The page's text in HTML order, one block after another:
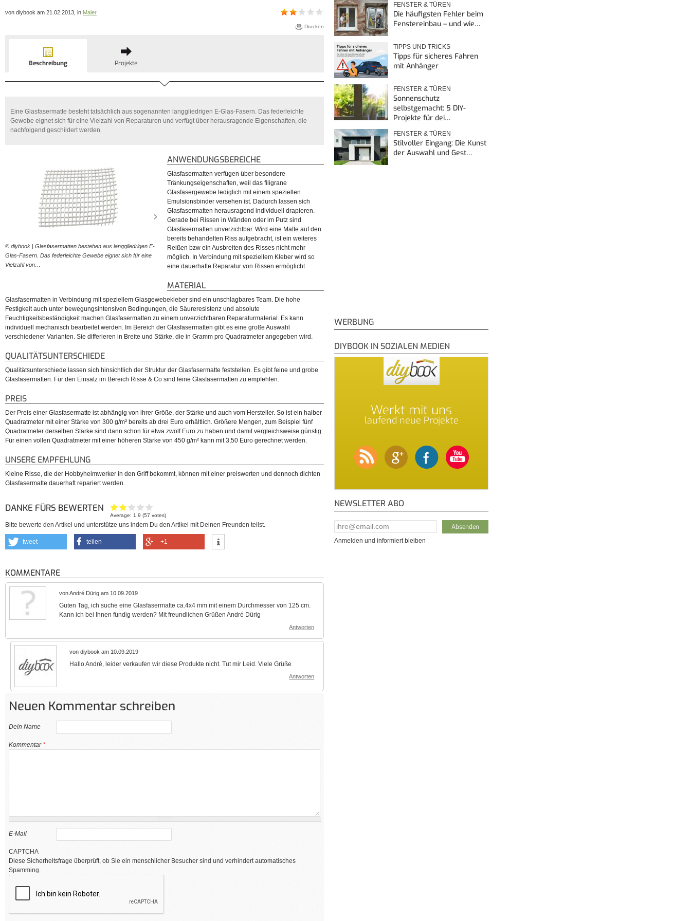
von diybook am 21.02.2013, in Maler
Drucken
Beschreibung Projekte
Eine Glasfasermatte besteht tatsächlich aus sogenannten langgliedrigen E-Glas-Fasern. Das federleichte
Gewebe eignet sich für eine Vielzahl von Reparaturen und verfügt über herausragende Eigenschaften, die
nachfolgend geschildert werden.
© diybook | Glasfasermatten bestehen aus langgliedrigen E-
Glas-Fasern. Das federleichte Gewebe eignet sich für eine
Vielzahl von…
© diybook | Gerade bei Rissen in Wänden oder im Putz sind
Glasfasermatten unverzichtbar
ANWENDUNGSBEREICHE
Glasfasermatten verfügen über besondere
Tränkungseigenschaften, weil das filigrane
Glasfasergewebe lediglich mit einem speziellen
Emulsionsbinder versehen ist. Dadurch lassen sich
Glasfasermatten herausragend individuell drapieren.
Gerade bei Rissen in Wänden oder im Putz sind
Glasfasermatten unverzichtbar. Wird eine Matte auf den
bereits behandelten Riss aufgebracht, ist ein weiteres
Reißen bzw ein Ausbreiten des Risses nicht mehr
möglich. In Verbindung mit speziellem Kleber wird so
eine dauerhafte Reparatur von Rissen ermöglicht.
MATERIAL
Glasfasermatten in Verbindung mit speziellem Glasgewebekleber sind ein unschlagbares Team. Die hohe
Festigkeit auch unter bewegungsintensiven Bedingungen, die Säureresistenz und absolute
Feuchtigkeitsbeständigkeit machen Glasfasermatten zu einem unverzichtbaren Reparaturmaterial. Es kann
individuell mechanisch bearbeitet werden. Im Bereich der Glasfasermatten gibt es eine große Auswahl
verschiedener Varianten. Sie differieren in Breite und Stärke, die in Gramm pro Quadratmeter angegeben wird.
QUALITÄTSUNTERSCHIEDE
Qualitätsunterschiede lassen sich hinsichtlich der Struktur der Glasfasermatte feststellen. Es gibt feine und grobe
Glasfasermatten. Für den Einsatz im Bereich Risse & Co sind feine Glasfasermatten zu empfehlen.
PREIS
Der Preis einer Glasfasermatte ist abhängig von ihrer Größe, der Stärke und auch vom Hersteller. So ist ein halber
Quadratmeter mit einer Stärke von 300 g/m² bereits ab drei Euro erhältlich. Größere Mengen, zum Beispiel fünf
Quadratmeter derselben Stärke sind dann schon für etwa zwölf Euro zu haben und damit vergleichsweise günstig.
Für einen vollen Quadratmeter mit einer höheren Stärke von 450 g/m² kann mit 3,50 Euro gerechnet werden.
UNSERE EMPFEHLUNG
Kleine Risse, die der Hobbyheimwerker in den Griff bekommt, können mit einer preiswerten und dennoch dichten
Glasfasermatte dauerhaft repariert werden.
DANKE FÜRS BEWERTEN
Average:1.9 (57 votes)
Bitte bewerte den Artikel und unterstütze uns indem Du den Artikel mit Deinen Freunden teilst.
tweet teilen +1
KOMMENTARE
von André Dürig am 10.09.2019
Guten Tag, ich suche eine Glasfasermatte ca.4x4 mm mit einem Durchmesser von 125 cm.
Kann ich bei Ihnen fündig werden? Mit freundlichen Grüßen André Dürig
Antworten
von diybook am 10.09.2019
Hallo André, leider verkaufen wir diese Produkte nicht. Tut mir Leid. Viele Grüße
Antworten
Neuen Kommentar schreiben
Dein Name
Kommentar*
E-Mail
CAPTCHA
Diese Sicherheitsfrage überprüft, ob Sie ein menschlicher Besucher sind und verhindert automatisches
Spamming.
FENSTER & TÜREN
Die häufigsten Fehler beim
Fenstereinbau – und wie…
TIPPS UND TRICKS
Tipps für sicheres Fahren
mit Anhänger
FENSTER & TÜREN
Sonnenschutz
selbstgemacht: 5 DIY-
Projekte für dei…
FENSTER & TÜREN
Stilvoller Eingang: Die Kunst
der Auswahl und Gest…
WERBUNG
DIYBOOK IN SOZIALEN MEDIEN
Werkt mit uns
laufend neue Projekte
NEWSLETTER ABO
E-Mail Addresse*
Anmelden und informiert bleiben